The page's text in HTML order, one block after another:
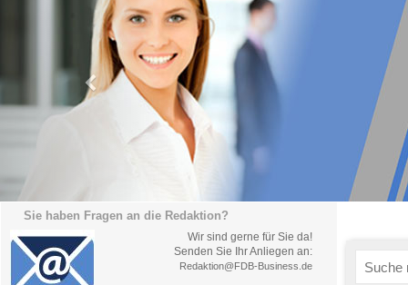
Sie haben Fragen an die Redaktion?
Wir sind gerne für Sie da!
Senden Sie Ihr Anliegen an:
Redaktion@FDB-Business.de